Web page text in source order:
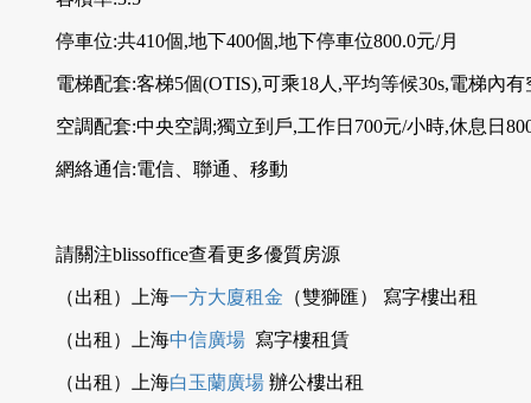
停車位:共410個,地下400個,地下停車位800.0元/月
電梯配套:客梯5個(OTIS),可乘18人,平均等候30s,電梯內
空調配套:中央空調;獨立到戶,工作日700元/小時,休息日
網絡通信:電信、聯通、移動
請關注blissoffice查看更多優質房源
（出租）上海一方大廈租金 （雙獅匯） 寫字樓出租
（出租）上海中信廣場 寫字樓租賃
（出租）上海白玉蘭廣場 辦公樓出租